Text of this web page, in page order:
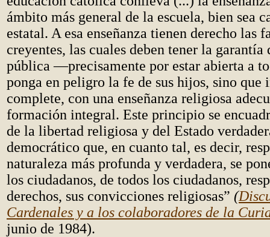
ámbito más general de la escuela, bien sea
estatal. A esa enseñanza tienen derecho las
creyentes, las cuales deben tener la garantía
pública —precisamente por estar abierta a
ponga en peligro la fe de sus hijos, sino que
complete, con una enseñanza religiosa
formación integral. Este principio se
de la libertad religiosa y del Estado
democrático que, en cuanto tal, es decir,
naturaleza más profunda y verdadera, se
los ciudadanos, de todos los ciudadanos,
derechos, sus convicciones religiosas” (
Cardenales y a los colaboradores de la
junio de 1984).